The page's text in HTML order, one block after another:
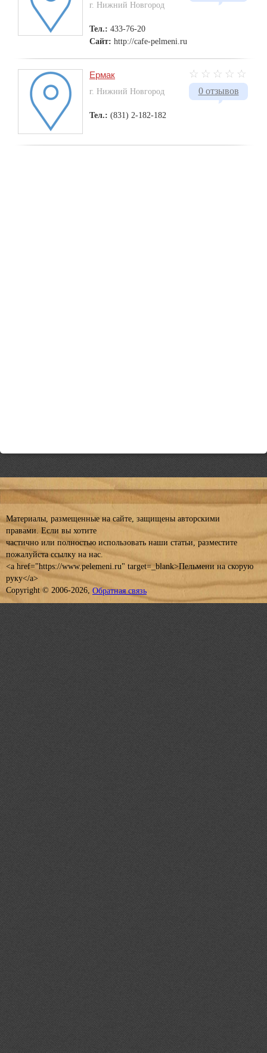
г. Нижний Новгород
Тел.: 433-76-20
Сайт: http://cafe-pelmeni.ru
0 отзывов
Ермак
г. Нижний Новгород
Тел.: (831) 2-182-182
Материалы, размещенные на сайте, защищены авторскими
правами. Если вы хотите
частично или полностью использовать наши статьи, разместите
пожалуйста ссылку на нас.
<a href="https://www.pelemeni.ru" target=_blank>Пельмени на скорую
руку</a>
Copyright © 2006-2026, Обратная связь